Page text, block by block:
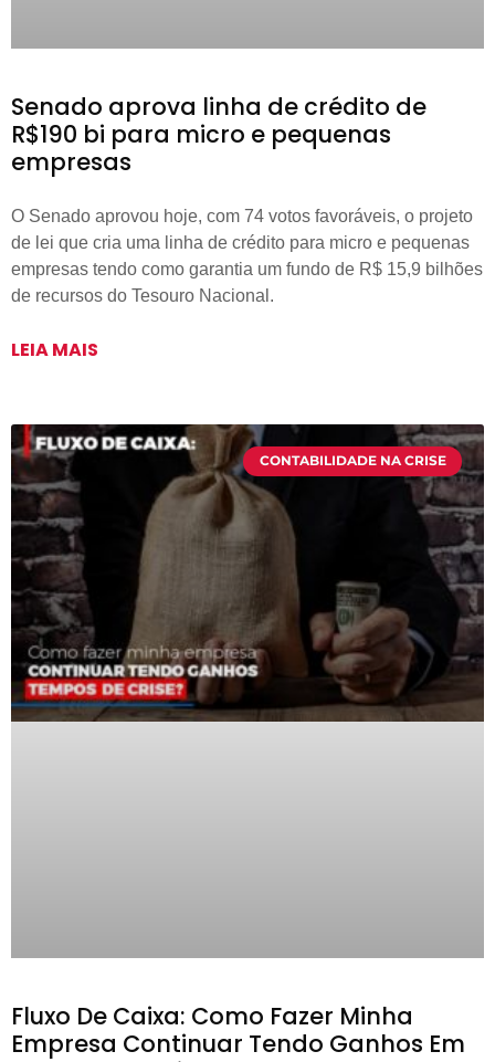
Senado aprova linha de crédito de
R$190 bi para micro e pequenas
empresas
O Senado aprovou hoje, com 74 votos favoráveis, o projeto
de lei que cria uma linha de crédito para micro e pequenas
empresas tendo como garantia um fundo de R$ 15,9 bilhões
de recursos do Tesouro Nacional.
LEIA MAIS
CONTABILIDADE NA CRISE
Fluxo De Caixa: Como Fazer Minha
Empresa Continuar Tendo Ganhos Em